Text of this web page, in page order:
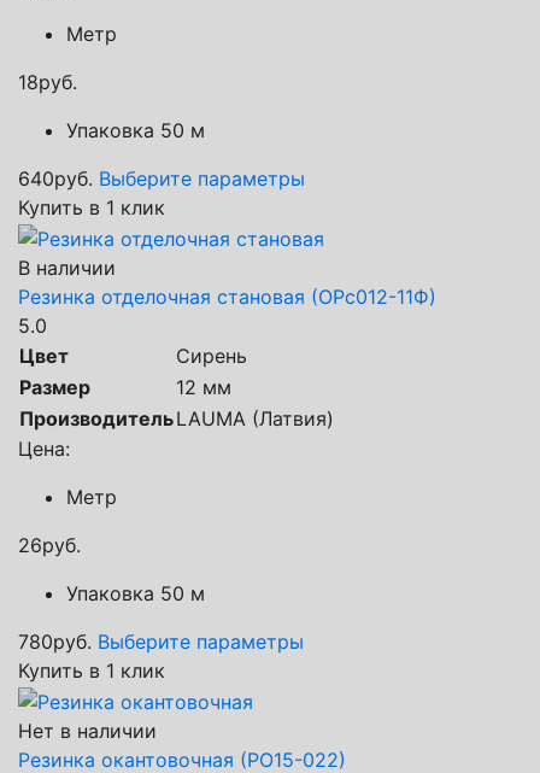
Метр
18руб.
Упаковка 50 м
640руб. Выберите параметры
Купить в 1 клик
В наличии
Резинка отделочная становая (ОРс012-11Ф)
5.0
Цвет
Сирень
Размер
12 мм
ПроизводительLAUMA (Латвия)
Цена:
Метр
26руб.
Упаковка 50 м
780руб. Выберите параметры
Купить в 1 клик
Нет в наличии
Резинка окантовочная (РО15-022)